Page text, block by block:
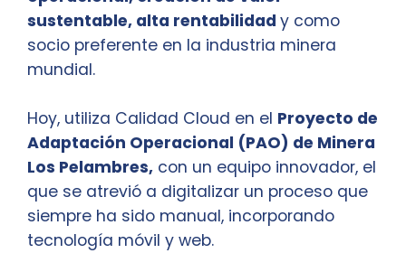
sustentable, alta rentabilidad y como
socio preferente en la industria minera
mundial.
Hoy, utiliza Calidad Cloud en el Proyecto de
Adaptación Operacional (PAO) de Minera
Los Pelambres, con un equipo innovador, el
que se atrevió a digitalizar un proceso que
siempre ha sido manual, incorporando
tecnología móvil y web.